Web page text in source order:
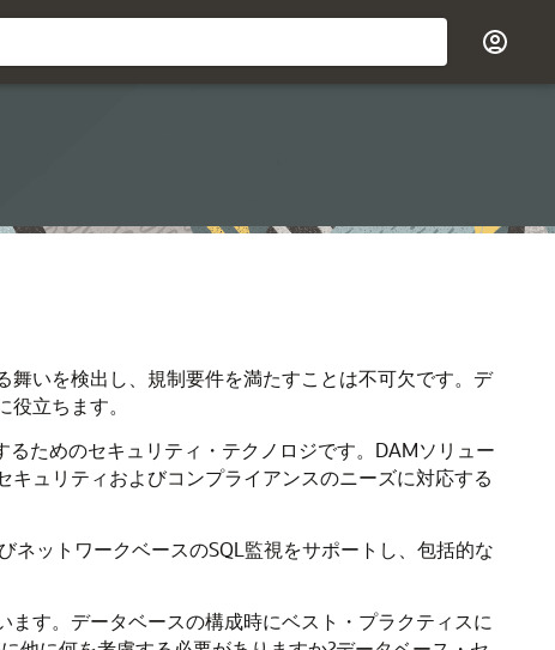
いを検出し、規制要件を満たすことは不可欠です。デ
立ちます。
ためのセキュリティ・テクノロジです。DAMソリュー
ュリティおよびコンプライアンスのニーズに対応する
ットワークベースのSQL監視をサポートし、包括的な
す。データベースの構成時にベスト・プラクティスに